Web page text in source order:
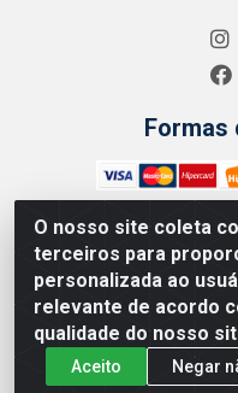
O nosso site coleta
terceiros para
personalizada ao
relevante de acordo
qualidade do nosso
Aceito Negar
Formas
Zero Grau - Rua
Recife/PE - CEP